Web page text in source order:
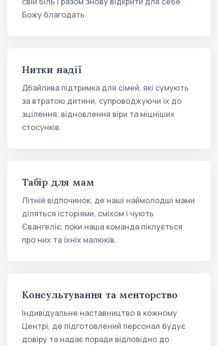
Божу благодать.
Нитки надії
Дбайлива підтримка для сімей, які сумують
за втратою дитини, супроводжуючи їх до
зцілення, відновлення віри та міцніших
стосунків.
Табір для мам
Літній відпочинок, де наші наймолодші мами
діляться історіями, сміхом і чують
Євангеліє, поки наша команда піклується
про них та їхніх малюків.
Консультування та менторство
Індивідуальне наставництво в кожному
Центрі, де підготовлений персонал будує
довіру та надає поради відповідно до